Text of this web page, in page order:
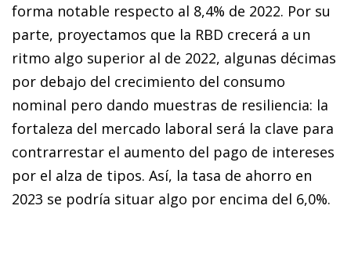
forma notable respecto al 8,4% de 2022. Por su
parte, proyectamos que la RBD crecerá a un
ritmo algo superior al de 2022, algunas décimas
por debajo del crecimiento del consumo
nominal pero dando muestras de resiliencia: la
fortaleza del mercado laboral será la clave para
contrarrestar el aumento del pago de intereses
por el alza de tipos. Así, la tasa de ahorro en
2023 se podría situar algo por encima del 6,0%.